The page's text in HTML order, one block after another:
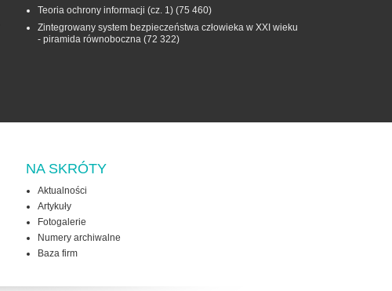
Teoria ochrony informacji (cz. 1) (75 460)
Zintegrowany system bezpieczeństwa człowieka w XXI wieku
- piramida równoboczna (72 322)
NA SKRÓTY
Aktualności
Artykuły
Fotogalerie
Numery archiwalne
Baza firm